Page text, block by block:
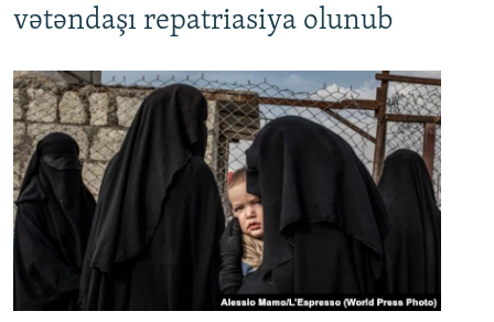
vətəndaşı repatriasiya olunub